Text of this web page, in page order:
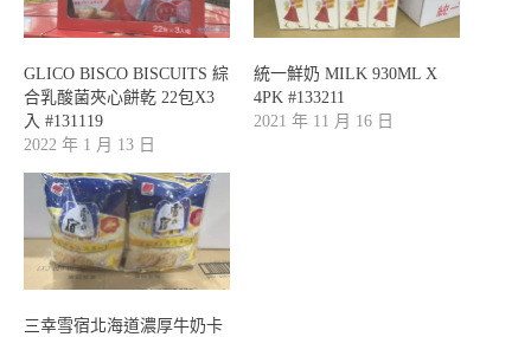
GLICO BISCO BISCUITS 綜
合乳酸菌夾心餅乾 22包X3
入 #131119
2022 年 1 月 13 日
統一鮮奶 MILK 930ML X
4PK #133211
2021 年 11 月 16 日
三幸雪宿北海道濃厚牛奶卡